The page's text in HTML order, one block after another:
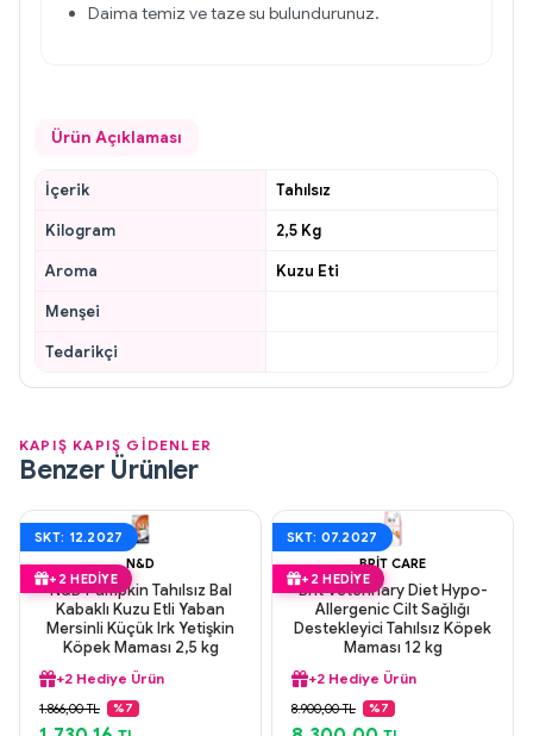
Daima temiz ve taze su bulundurunuz.
Ürün Açıklaması
İçerik
Tahılsız
Kilogram
2,5 Kg
Aroma
Kuzu Eti
Menşei
Tedarikçi
KAPIŞ KAPIŞ GİDENLER
Benzer Ürünler
SKT: 12.2027
+2 HEDIYE
N&D
N&D Pumpkin Tahılsız Bal
Kabaklı Kuzu Etli Yaban
Mersinli Küçük Irk Yetişkin
Köpek Maması 2,5 kg
+2 Hediye Ürün
Aynı Gün Kargo
Orijinal Ürün
1.866,00 TL %7
SKT: 07.2027
+2 HEDIYE
BRIT CARE
Brit Veterinary Diet Hypo-
Allergenic Cilt Sağlığı
Destekleyici Tahılsız Köpek
Maması 12 kg
+2 Hediye Ürün
Aynı Gün Kargo
Orijinal Ürün
8.900,00 TL %7